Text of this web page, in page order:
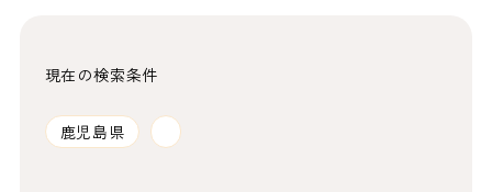
現在の検索条件
鹿児島県